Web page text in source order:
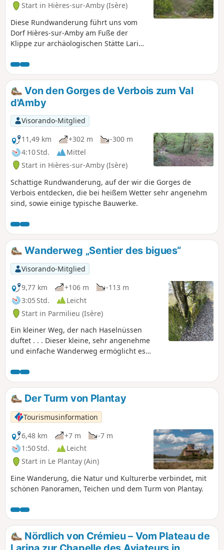
Start in Hières-sur-Amby (Isère)
Diese Rundwanderung führt uns vom
Dorf Hières-sur-Amby am Fuße der
Klippe zur archäologischen Stätte Larina
Panoramablick auf das Pilat-Massiv, die
Monts du Lyonnais, die Ebenen von
Lyon und Ain sowie die Ausläufer des
Bugey.Von den Gorges de Verbois zum Val
d'Amby
Visorando-Mitglied
11,49 km
+302 m
-300 m
4:10 Std.
Mittel
Start in Hières-sur-Amby (Isère)
Schattige Rundwanderung, auf der wir die Gorges de
Verbois entdecken, die bei heißem Wetter sehr angenehm
sind, sowie einige typische Bauwerke.
Wanderweg „Sentier des bigues“
Visorando-Mitglied
9,77 km
+106 m
-113 m
3:05 Std.
Leicht
Start in Parmilieu (Isère)
Ein kleiner Weg, der nach Haselnüssen
duftet . . . Dieser kleine, sehr angenehme
und einfache Wanderweg ermöglicht es
zu entdecken, das Land der Steine,
Steinbrüche und traditionellen Steinhäuser.
Der Turm von Plantay
Tourismusinformation
6,48 km
+7 m
-7 m
1:50 Std.
Leicht
Start in Le Plantay (Ain)
Eine Wanderung, die Natur und Kulturerbe verbindet, mit
schönen Panoramen, Teichen und dem Turm von Plantay.
Nördlich von Crémieu – Vom Plateau de